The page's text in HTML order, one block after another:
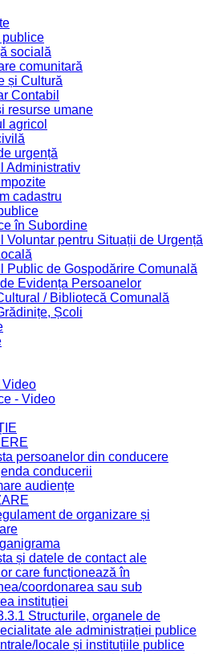
socială
comunitară
și Cultură
Contabil
resurse umane
agricol
urgență
Administrativ
cadastru
în Subordine
Voluntar pentru Situații de Urgență
Public de Gospodărire Comunală
Evidența Persoanelor
/ Bibliotecă Comunală
Școli
Video
- Video
persoanelor din conducere
conducerii
audiențe
de organizare și
și datele de contact ale
care funcționează în
coordonarea sau sub
instituției
Structurile, organele de
ale administrației publice
locale și instituțiile publice